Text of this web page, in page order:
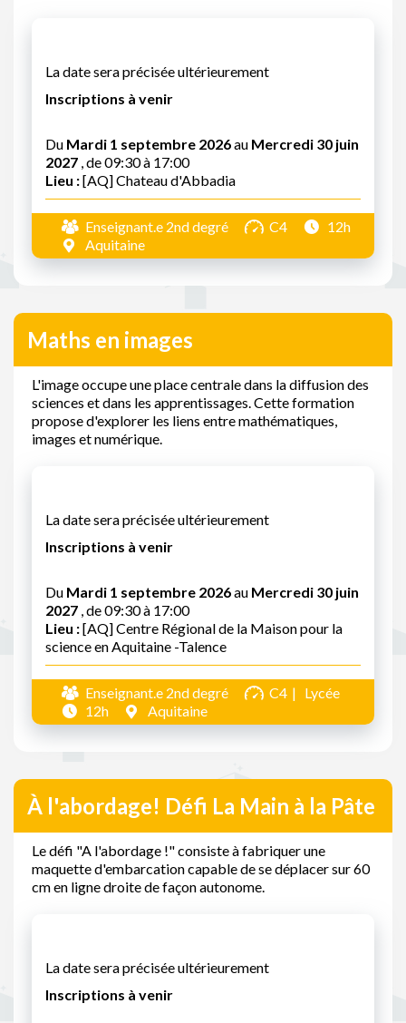
La date sera précisée ultérieurement
Inscriptions à venir
Du Mardi 1 septembre 2026au Mercredi 30 juin
2027 , de 09:30 à 17:00
Lieu :[AQ] Chateau d'Abbadia
Enseignant.e 2nd degré C4
12h
Aquitaine
Maths en images
L'image occupe une place centrale dans la diffusion des
sciences et dans les apprentissages. Cette formation
propose d'explorer les liens entre mathématiques,
images et numérique.
La date sera précisée ultérieurement
Inscriptions à venir
Du Mardi 1 septembre 2026au Mercredi 30 juin
2027 , de 09:30 à 17:00
Lieu :[AQ] Centre Régional de la Maison pour la
science en Aquitaine -Talence
Enseignant.e 2nd degré C4
Lycée
12h
Aquitaine
À l'abordage! Défi La Main à la Pâte
Le défi "A l'abordage !" consiste à fabriquer une
maquette d'embarcation capable de se déplacer sur 60
cm en ligne droite de façon autonome.
La date sera précisée ultérieurement
Inscriptions à venir